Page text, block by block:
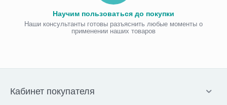
Научим пользоваться до покупки
Наши консультанты готовы разъяснить любые моменты о
применении наших товаров
Кабинет покупателя